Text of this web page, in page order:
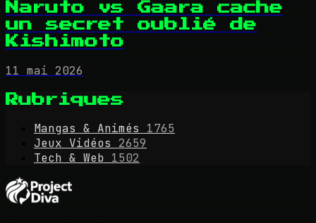
Naruto vs Gaara cache
un secret oublié de
Kishimoto
11 mai 2026
Rubriques
Mangas & Animés
1765
Jeux Vidéos
2659
Tech & Web 1502